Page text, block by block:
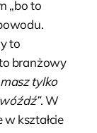
„bo to
to
branżowy
masz tylko
. W
w kształcie